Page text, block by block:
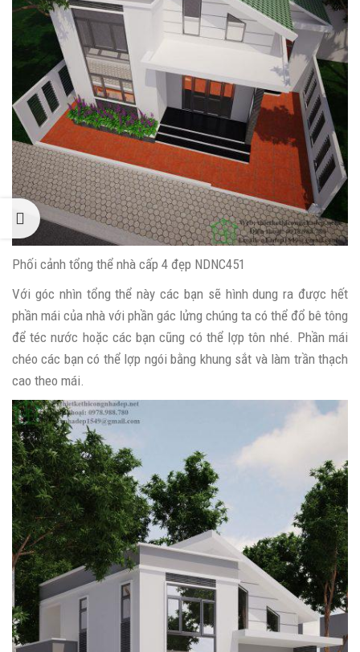
Phối cảnh tổng thể nhà cấp 4 đẹp NDNC451
Với góc nhìn tổng thể này các bạn sẽ hình dung ra được hết
phần mái của nhà với phần gác lửng chúng ta có thể đổ bê tông
để téc nước hoặc các bạn cũng có thể lợp tôn nhé. Phần mái
chéo các bạn có thể lợp ngói bằng khung sắt và làm trần thạch
cao theo mái.